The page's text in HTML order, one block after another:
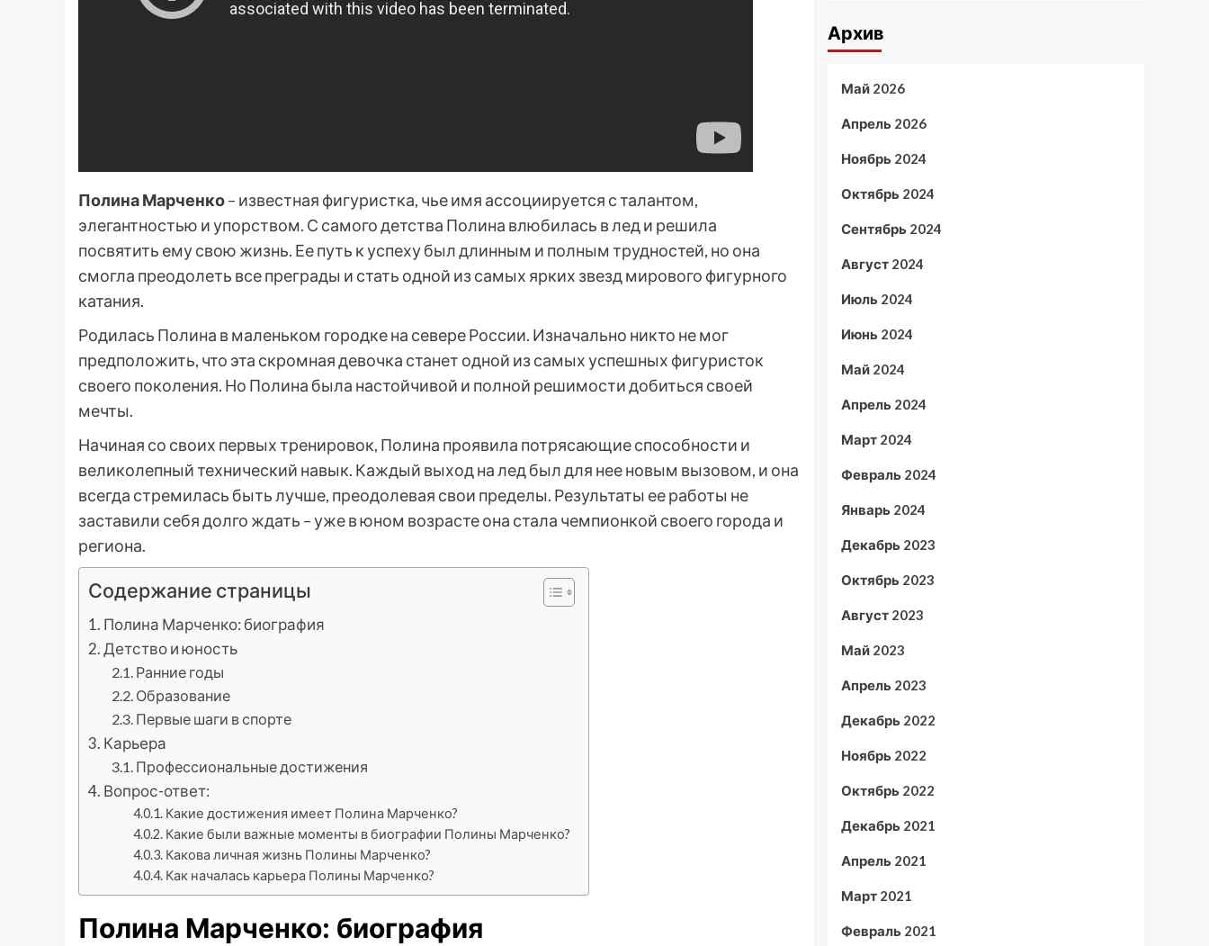
Полина Марченко– известная фигуристка, чье имя ассоциируется с талантом,
элегантностью и упорством. С самого детства Полина влюбилась в лед и решила
посвятить ему свою жизнь. Ее путь к успеху был длинным и полным трудностей, но она
смогла преодолеть все преграды и стать одной из самых ярких звезд мирового фигурного
катания.
Родилась Полина в маленьком городке на севере России. Изначально никто не мог
предположить, что эта скромная девочка станет одной из самых успешных фигуристок
своего поколения. Но Полина была настойчивой и полной решимости добиться своей
мечты.
Начиная со своих первых тренировок, Полина проявила потрясающие способности и
великолепный технический навык. Каждый выход на лед был для нее новым вызовом, и она
всегда стремилась быть лучше, преодолевая свои пределы. Результаты ее работы не
заставили себя долго ждать – уже в юном возрасте она стала чемпионкой своего города и
региона.
Содержание страницы
Полина Марченко: биография
Детство и юность
Ранние годы
Образование
Первые шаги в спорте
Карьера
Профессиональные достижения
Вопрос-ответ:
Какие достижения имеет Полина Марченко?
Какие были важные моменты в биографии Полины Марченко?
Какова личная жизнь Полины Марченко?
Как началась карьера Полины Марченко?
Полина Марченко: биография
Архив
Май 2026
Апрель 2026
Ноябрь 2024
Октябрь 2024
Сентябрь 2024
Август 2024
Июль 2024
Июнь 2024
Май 2024
Апрель 2024
Март 2024
Февраль 2024
Январь 2024
Декабрь 2023
Октябрь 2023
Август 2023
Май 2023
Апрель 2023
Декабрь 2022
Ноябрь 2022
Октябрь 2022
Декабрь 2021
Апрель 2021
Март 2021
Февраль 2021